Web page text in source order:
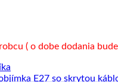
( o dobe dodania